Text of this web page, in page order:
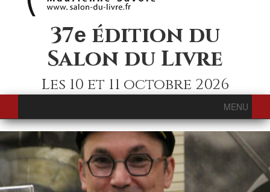
37e édition du
Salon du Livre
Les 10 et 11 octobre 2026
MENU